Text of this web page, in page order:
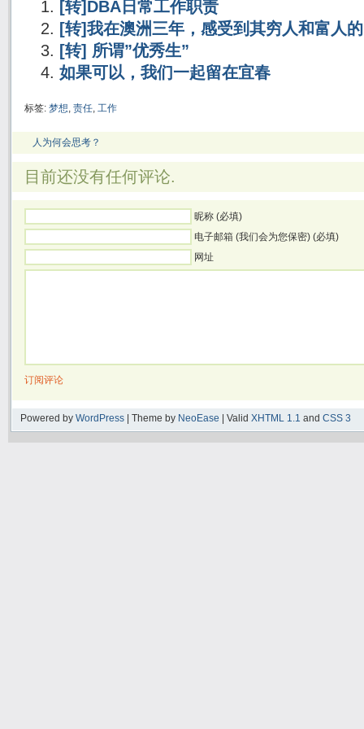
[转]DBA日常工作职责
[转]我在澳洲三年，感受到其穷人和富人
[转] 所谓”优秀生”
如果可以，我们一起留在宜春
标签: 梦想, 责任, 工作
人为何会思考？
目前还没有任何评论.
昵称 (必填)
电子邮箱 (我们会为您保密) (必填)
网址
订阅评论
Powered by WordPress | Theme by NeoEase | Valid XHTML 1.1 and CSS 3